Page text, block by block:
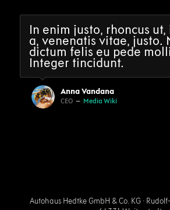
In enim justo, rhoncus
a, venenatis vitae, justo.
dictum felis eu pede
Integer tincidunt.
Anna Vandana
CEO – Media Wiki
Autohaus Hedtke GmbH & Co. KG ·